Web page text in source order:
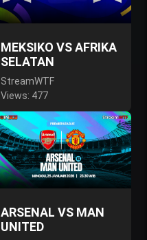
MEKSIKO VS AFRIKA
SELATAN
StreamWTF
Views: 477
ARSENAL VS MAN
UNITED